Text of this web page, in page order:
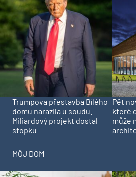
Trumpova přestavba Bílého
domu narazila u soudu.
Miliardový projekt dostal
stopku
Pět
které
může
MÔJ DOM